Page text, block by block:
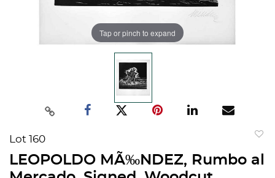
Tap or pinch to expand
Lot 160
LEOPOLDO MÃ‰NDEZ, Rumbo al